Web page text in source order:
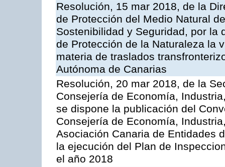
Resolución, 15 mar 2018, de la
de Protección del Medio Natural
Sostenibilidad y Seguridad, por la
de Protección de la Naturaleza la
materia de traslados
Autónoma de Canarias
Resolución, 20 mar 2018, de la
Consejería de Economía,
se dispone la publicación del
Consejería de Economía,
Asociación Canaria de Entidades
la ejecución del Plan de
el año 2018